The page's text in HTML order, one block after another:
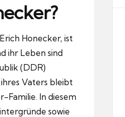
Honecker, ist
ihr Leben sind
(DDR)
Vaters bleibt
Familie. In diesem
sowie